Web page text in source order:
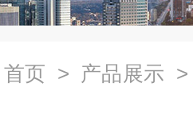
首页 > 产品展示